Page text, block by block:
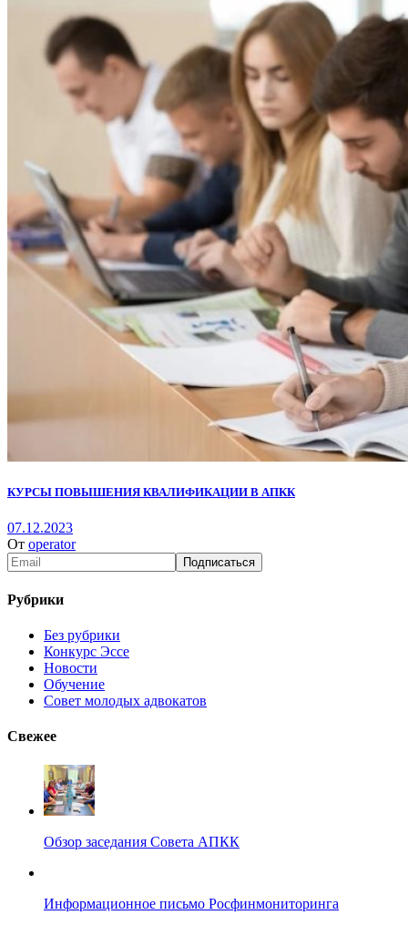
КУРСЫ ПОВЫШЕНИЯ КВАЛИФИКАЦИИ В АПКК
07.12.2023
От operator
Рубрики
Без рубрики
Конкурс Эссе
Новости
Обучение
Совет молодых адвокатов
Свежее
Обзор заседания Совета АПКК
Информационное письмо Росфинмониторинга